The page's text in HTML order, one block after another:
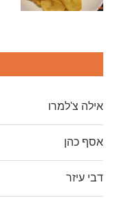
אילה צ'למרו
אסף כהן
דבי עיזר